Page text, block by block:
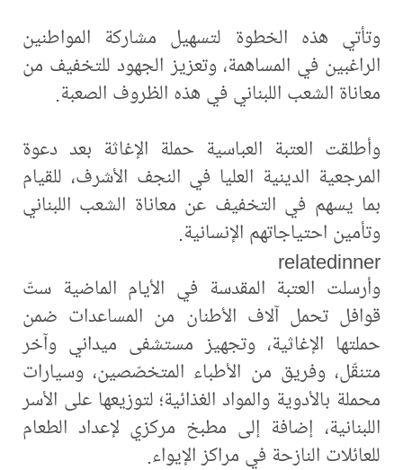
وتأتي هذه الخطوة لتسهيل مشاركة المواطنين
الراغبين في المساهمة، وتعزيز الجهود للتخفيف من
معاناة الشعب اللبناني في هذه الظروف الصعبة.
وأطلقت العتبة العباسية حملة الإغاثة بعد دعوة
المرجعية الدينية العليا في النجف الأشرف، للقيام
بما يسهم في التخفيف عن معاناة الشعب اللبناني
وتأمين احتياجاتهم الإنسانية.
relatedinner
وأرسلت العتبة المقدسة في الأيام الماضية ستّ
قوافل تحمل آلاف الأطنان من المساعدات ضمن
حملتها الإغاثية، وتجهيز مستشفى ميداني وآخر
متنقّل، وفريق من الأطباء المتخصّصين، وسيارات
محملة بالأدوية والمواد الغذائية؛ لتوزيعها على الأسر
اللبنانية، إضافة إلى مطبخ مركزي لإعداد الطعام
للعائلات النازحة في مراكز الإيواء.